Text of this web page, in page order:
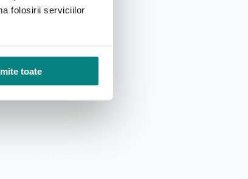
folosirii serviciilor
toate